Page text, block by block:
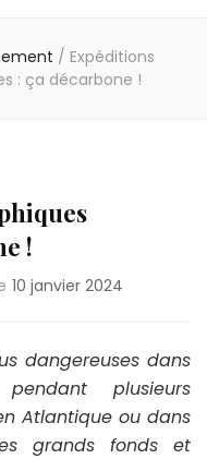
/ Expéditions
: ça décarbone !
!
10 janvier 2024
dangereuses dans
plusieurs
Atlantique ou dans
grands fonds et